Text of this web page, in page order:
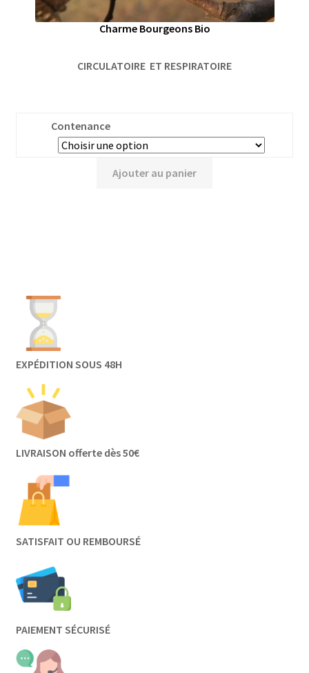
Charme Bourgeons Bio
CIRCULATOIRE ET RESPIRATOIRE
Contenance
Ajouter au panier
EXPÉDITION SOUS 48H
LIVRAISON offerte dès 50€
SATISFAIT OU REMBOURSÉ
PAIEMENT SÉCURISÉ